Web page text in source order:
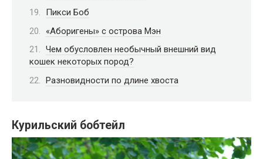
Пикси Боб
«Аборигены» с острова Мэн
Чем обусловлен необычный внешний вид
кошек некоторых пород?
Разновидности по длине хвоста
Курильский бобтейл